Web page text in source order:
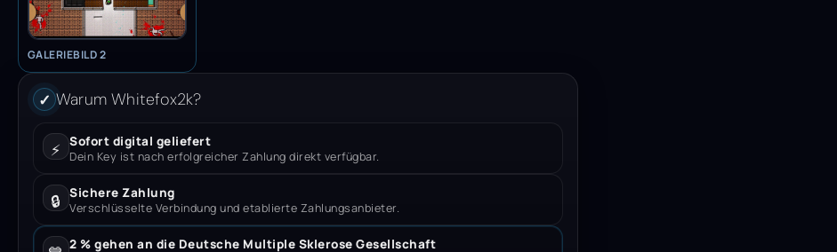
GALERIEBILD 2
✓ Warum Whitefox2k?
⚡ Sofort digital geliefert
Dein Key ist nach erfolgreicher Zahlung direkt verfügbar.
🔒 Sichere Zahlung
Verschlüsselte Verbindung und etablierte Zahlungsanbieter.
2 % gehen an die Deutsche Multiple Sklerose Gesellschaft